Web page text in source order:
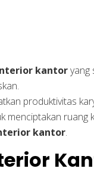
kantoryang
produktivitas
menciptakan ruang
kantor.